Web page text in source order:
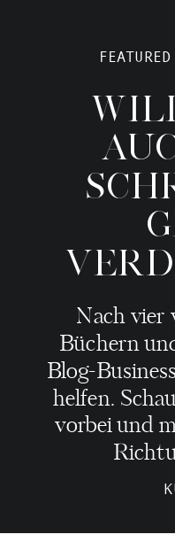
Nach vier
Büchern
Blog-
helfen.
vorbei und